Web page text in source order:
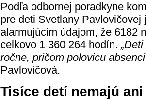
Podľa odbornej poradkyne
pre deti Svetlany Pavlovičovej
alarmujúcim údajom, že 6182
celkovo 1 360 264 hodín.
ročne, pričom polovicu
Pavlovičová.
Tisíce detí nemajú